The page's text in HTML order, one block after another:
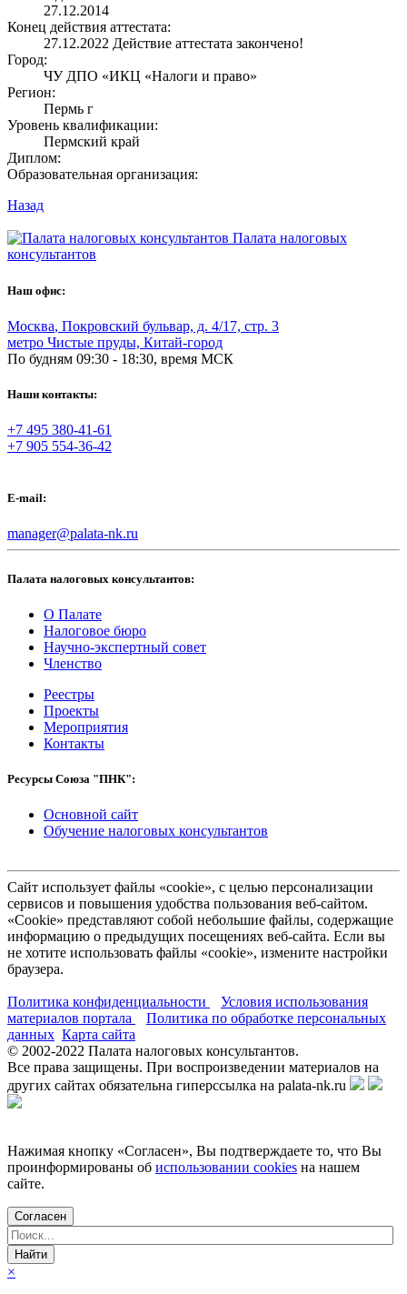
27.12.2014
Конец действия аттестата:
27.12.2022 Действие аттестата закончено!
Город:
ЧУ ДПО «ИКЦ «Налоги и право»
Регион:
Пермь г
Уровень квалификации:
Пермский край
Диплом:
Образовательная организация:
Назад
Палата налоговых
консультантов
Наш офис:
Москва, Покровский бульвар, д. 4/17, стр. 3
метро Чистые пруды, Китай-город
По будням 09:30 - 18:30, время МСК
Наши контакты:
+7 495 380-41-61
+7 905 554-36-42
E-mail:
manager@palata-nk.ru
Палата налоговых консультантов:
О Палате
Налоговое бюро
Научно-экспертный совет
Членство
Реестры
Проекты
Мероприятия
Контакты
Ресурсы Союза "ПНК":
Основной сайт
Обучение налоговых консультантов
Сайт использует файлы «cookie», с целью персонализации
сервисов и повышения удобства пользования веб-сайтом.
«Cookie» представляют собой небольшие файлы, содержащие
информацию о предыдущих посещениях веб-сайта. Если вы
не хотите использовать файлы «cookie», измените настройки
браузера.
Политика конфиденциальности
Условия использования
материалов портала
Политика по обработке персональных
данных Карта сайта
© 2002-2022 Палата налоговых консультантов.
Все права защищены. При воспроизведении материалов на
других сайтах обязательна гиперссылка на palata-nk.ru
Нажимая кнопку «Согласен», Вы подтверждаете то, что Вы
проинформированы об использовании cookies на нашем
сайте.
Согласен
×